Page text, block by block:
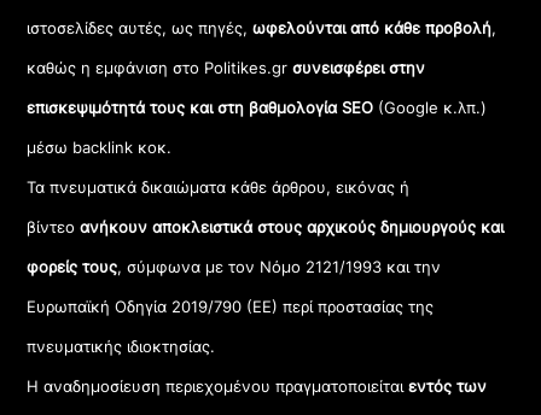
ιστοσελίδες αυτές, ως πηγές,ωφελούνται από κάθε προβολή,
καθώς η εμφάνιση στο Politikes.gr συνεισφέρει στην
επισκεψιμότητά τους και στη βαθμολογία SEO (Google κ.λπ.)
μέσω backlink κοκ.
Τα πνευματικά δικαιώματα κάθε άρθρου, εικόνας ή
βίντεοανήκουν αποκλειστικά στους αρχικούς δημιουργούς και
φορείς τους, σύμφωνα με τον Νόμο 2121/1993 και την
Ευρωπαϊκή Οδηγία 2019/790 (ΕΕ) περί προστασίας της
πνευματικής ιδιοκτησίας.
Η αναδημοσίευση περιεχομένου πραγματοποιείταιεντός των